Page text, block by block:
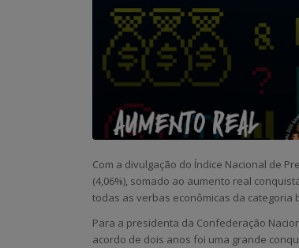
Com a divulgação do Índice Nacional de
(4,06%), somado ao aumento real
todas as verbas econômicas da categoria
Para a presidenta da Confederação
acordo de dois anos foi uma grande